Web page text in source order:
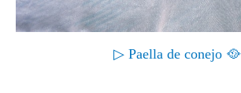
▷ Paella de conejo 🥘